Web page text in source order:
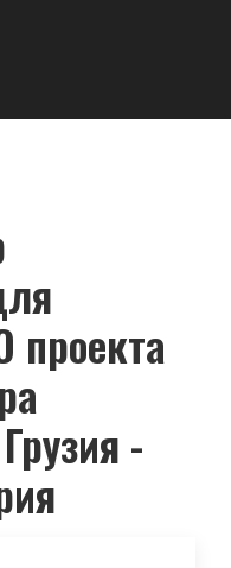
проекта
-